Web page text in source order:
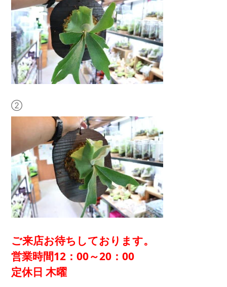
②
ご来店お待ちしております。
営業時間12：00～20：00
定休日 木曜